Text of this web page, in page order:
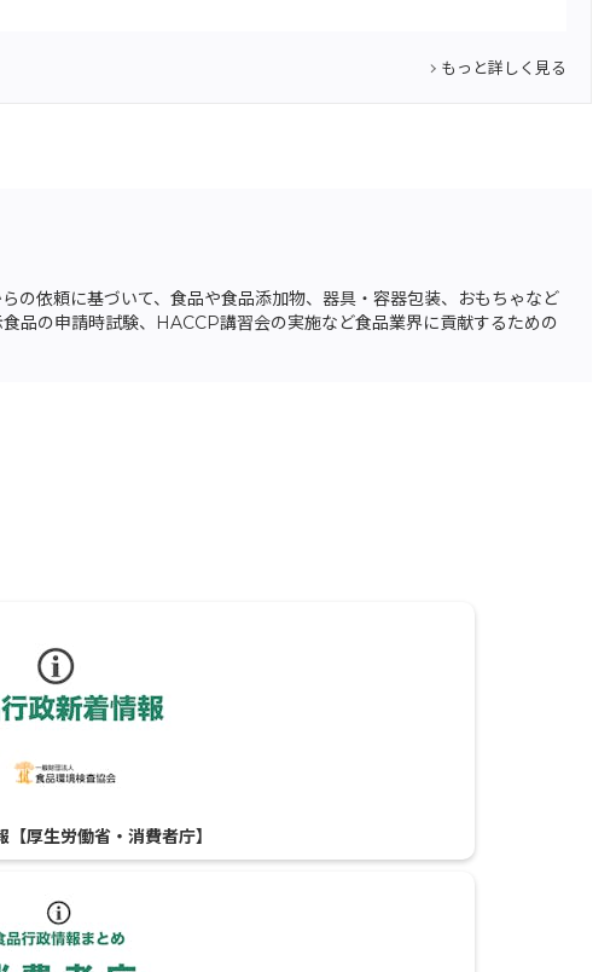
もっと詳しく見る
の依頼に基づいて、食品や食品添加物、器具・容器包装、おもちゃなど
品の申請時試験、HACCP講習会の実施など食品業界に貢献するための
厚生労働省・消費者庁】